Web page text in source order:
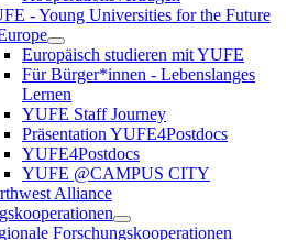
- Young Universities for the Future
Europäisch studieren mit YUFE
Für Bürger*innen - Lebenslanges
Lernen
YUFE Staff Journey
Präsentation YUFE4Postdocs
YUFE4Postdocs
YUFE @CAMPUS CITY
Alliance
Forschungskooperationen